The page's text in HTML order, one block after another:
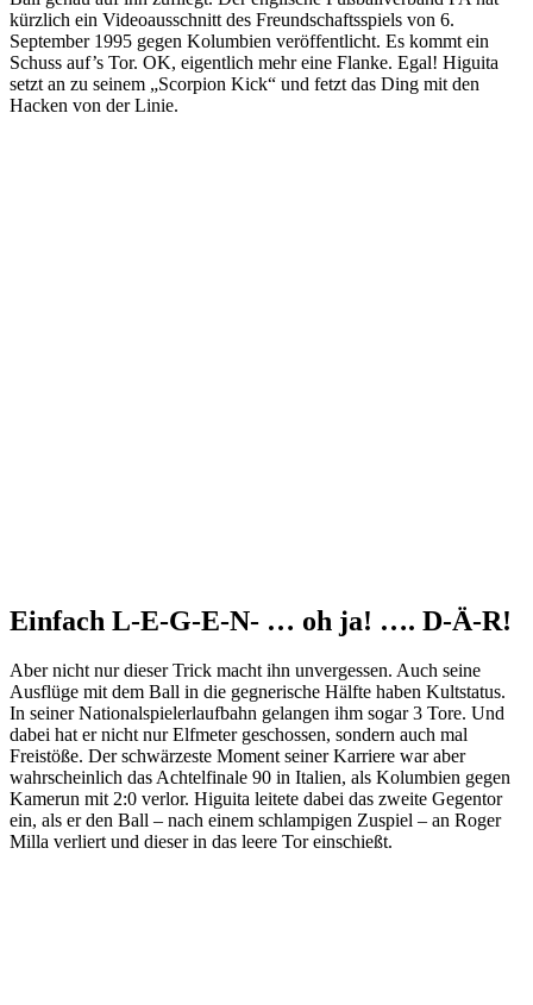
kürzlich ein Videoausschnitt des Freundschaftsspiels von 6.
September 1995 gegen Kolumbien veröffentlicht. Es kommt ein
Schuss auf’s Tor. OK, eigentlich mehr eine Flanke. Egal! Higuita
setzt an zu seinem „Scorpion Kick“ und fetzt das Ding mit den
Hacken von der Linie.
Einfach L-E-G-E-N- … oh ja! …. D-Ä-R!
Aber nicht nur dieser Trick macht ihn unvergessen. Auch seine
Ausflüge mit dem Ball in die gegnerische Hälfte haben Kultstatus.
In seiner Nationalspielerlaufbahn gelangen ihm sogar 3 Tore. Und
dabei hat er nicht nur Elfmeter geschossen, sondern auch mal
Freistöße. Der schwärzeste Moment seiner Karriere war aber
wahrscheinlich das Achtelfinale 90 in Italien, als Kolumbien gegen
Kamerun mit 2:0 verlor. Higuita leitete dabei das zweite Gegentor
ein, als er den Ball – nach einem schlampigen Zuspiel – an Roger
Milla verliert und dieser in das leere Tor einschießt.